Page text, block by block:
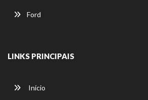
Ford
LINKS PRINCIPAIS
Início